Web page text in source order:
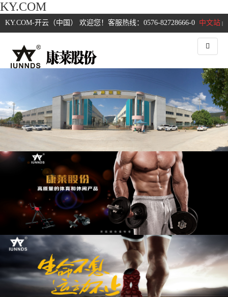
KY.COM
中文站 |
KY.COM-开云（中国） 欢迎您！客服热线：0576-82728666-0